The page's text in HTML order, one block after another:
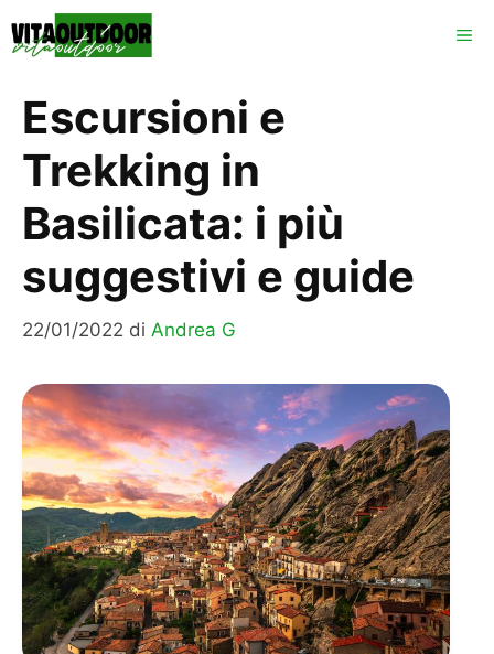
al
Escursioni e
Trekking in
Basilicata: i più
suggestivi e guide
22/01/2022 di Andrea G